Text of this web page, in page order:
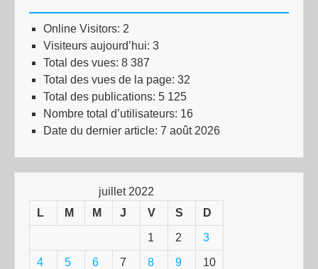
Online Visitors: 2
Visiteurs aujourd’hui: 3
Total des vues: 8 387
Total des vues de la page: 32
Total des publications: 5 125
Nombre total d’utilisateurs: 16
Date du dernier article: 7 août 2026
juillet 2022
L
M M J V S D
1 2 3
4 5 6 7 8 9 10